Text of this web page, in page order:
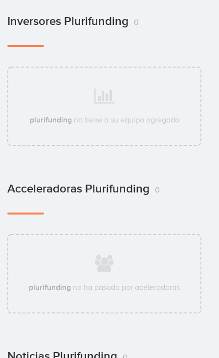
Inversores Plurifunding 0
plurifunding no tiene a su equipo agregado
Acceleradoras Plurifunding 0
plurifunding no ha pasado por aceleradoras